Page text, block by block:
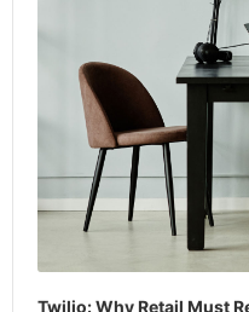
Twilio: Why Retail Must